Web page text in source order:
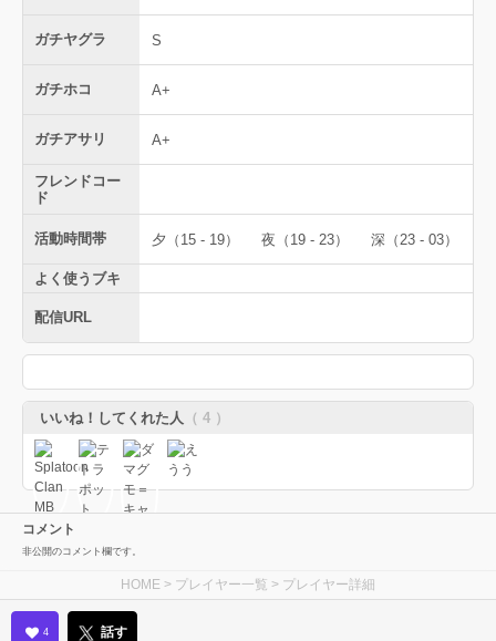
ガチヤグラ S
ガチホコ A+
ガチアサリ A+
フレンドコー
ド
活動時間帯 夕（15 - 19） 夜（19 - 23） 深（23 - 03）
よく使うブキ
配信URL
いいね！してくれた人 （ 4 ）
コメント
非公開のコメント欄です。
HOME > プレイヤー一覧 > プレイヤー詳細
4 話す